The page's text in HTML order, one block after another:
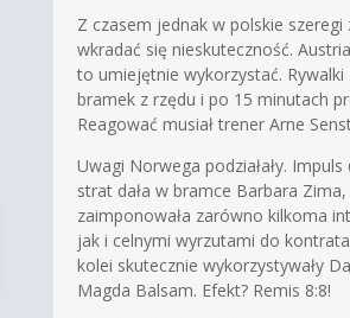
Z czasem jednak w polskie szeregi
wkradać się nieskuteczność.
to umiejętnie wykorzystać. Rywalki
bramek z rzędu i po 15 minutach
Reagować musiał trener Arne
Uwagi Norwega podziałały.
strat dała w bramce Barbara
zaimponowała zarówno kilkoma
jak i celnymi wyrzutami do
kolei skutecznie wykorzystywały
Magda Balsam. Efekt? Remis 8:8!